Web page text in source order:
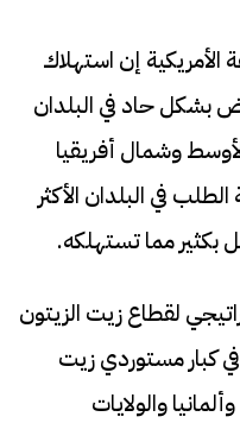
الأمريكية إن استهلاك
بشكل حاد في البلدان
وشمال أفريقيا
في البلدان الأكثر
بكثير مما تستهلكه.
لقطاع زيت الزيتون
كبار مستوردي زيت
والولايات